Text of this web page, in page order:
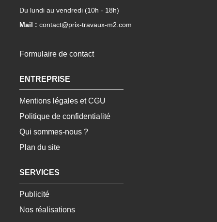
Du lundi au vendredi (10h - 18h)
Mail : contact@prix-travaux-m2.com
Formulaire de contact
ENTREPRISE
Mentions légales et CGU
Politique de confidentialité
Qui sommes-nous ?
Plan du site
SERVICES
Publicité
Nos réalisations